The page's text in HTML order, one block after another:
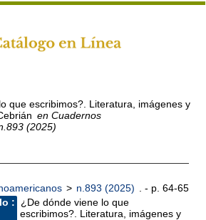
que escribimos?. Literatura, imágenes y
en Cuadernos
(2025)
> n.893 (2025)
. - p. 64-65
:
¿De dónde viene lo que
escribimos?. Literatura, imágenes y